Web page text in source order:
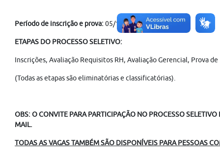
Período de inscrição e prova:05/12/2025 à 11/12/2025
ETAPAS DO PROCESSO SELETIVO:
Inscrições, Avaliação Requisitos RH, Avaliação Gerencial, Prova
(Todas as etapas são eliminatórias e classificatórias).
OBS: O CONVITE PARA PARTICIPAÇÃO NO PROCESSO SELETIVO
MAIL.
TODAS AS VAGAS TAMBÉM SÃO DISPONÍVEIS PARA PESSOAS